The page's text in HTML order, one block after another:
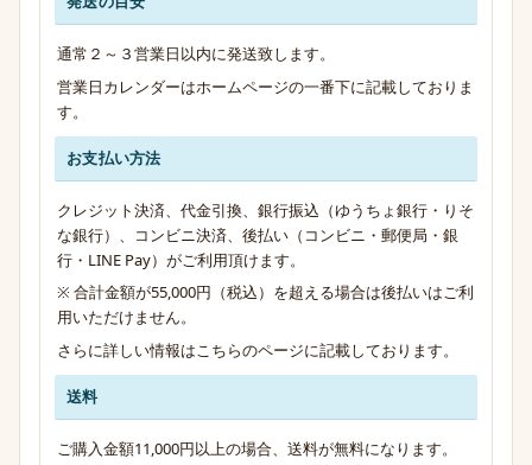
発送・お支払い・送料のご案内
通常２～３営業日以内に発送致します。
営業日カレンダーはホームページの一番下に記載しておりま
す。
お支払い方法
クレジット決済、代金引換、銀行振込（ゆうちょ銀行・りそ
な銀行）、コンビニ決済、後払い（コンビニ・郵便局・銀
行・LINE Pay）がご利用頂けます。
※ 合計金額が55,000円（税込）を超える場合は後払いはご利
用いただけません。
さらに詳しい情報は こちらのページに記載しております。
送料
ご購入金額11,000円以上の場合、送料が無料になります。